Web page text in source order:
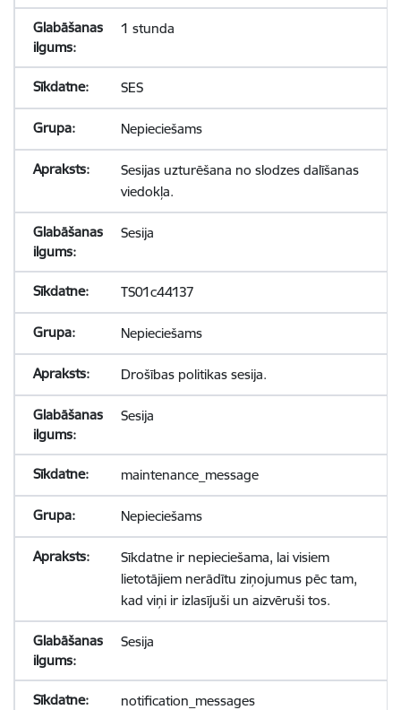
1 stunda
SES
Nepieciešams
Sesijas uzturēšana no slodzes dalīšanas
viedokļa.
Sesija
TS01c44137
Nepieciešams
Drošības politikas sesija.
Sesija
maintenance_message
Nepieciešams
Sīkdatne ir nepieciešama, lai visiem
lietotājiem nerādītu ziņojumus pēc tam,
kad viņi ir izlasījuši un aizvēruši tos.
Sesija
notification_messages